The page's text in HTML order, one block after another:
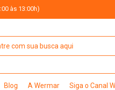
às 13:00h)
Blog A Wermar Siga o Canal